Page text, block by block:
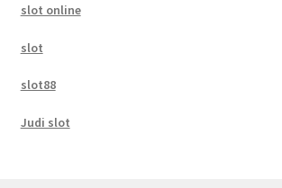
slot online
slot
slot88
Judi slot